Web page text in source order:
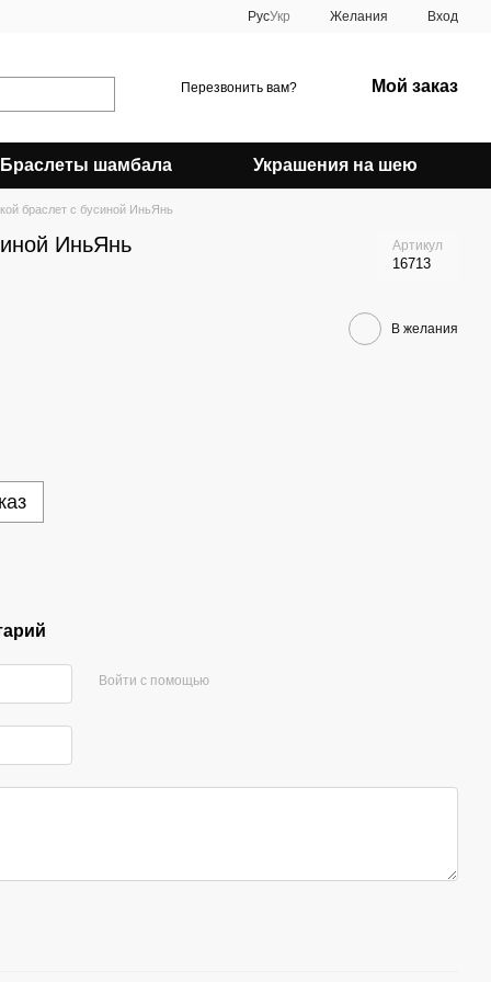
РусУкр Желания Вход
Перезвонить вам? Мой заказ
Браслеты шамбала Украшения на шею
браслет с бусиной ИньЯнь
ИньЯнь Артикул
16713
В желания
Войти с помощью